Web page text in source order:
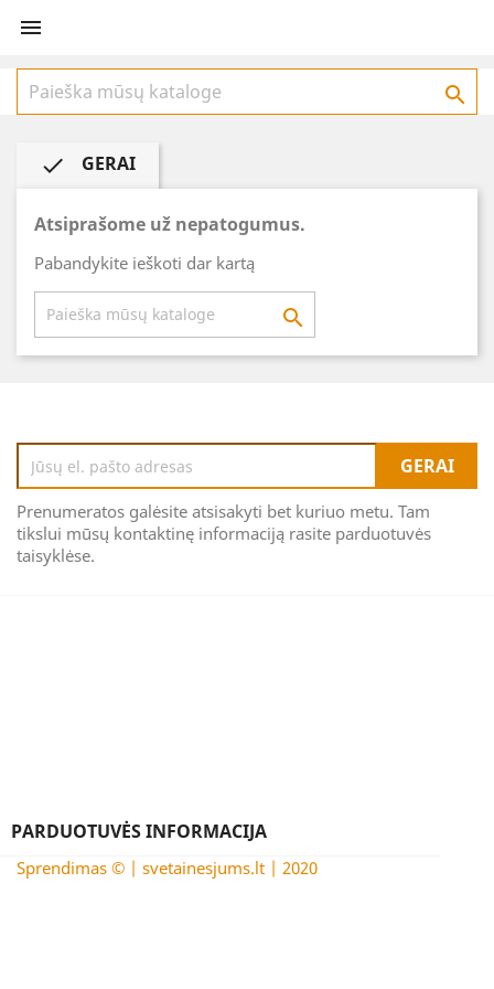


 GERAI
Atsiprašome už nepatogumus.
Pabandykite ieškoti dar kartą

Prenumeratos galėsite atsisakyti bet kuriuo metu. Tam
tikslui mūsų kontaktinę informaciją rasite parduotuvės
taisyklėse.
PARDUOTUVĖS INFORMACIJA
Sprendimas © | svetainesjums.lt | 2020